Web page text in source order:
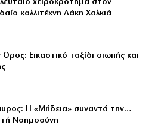
χειροκρότημα στον
καλλιτέχνη Λάκη Χαλκιά
Ορος: Εικαστικό ταξίδι σιωπής και
Η «Μήδεια» συναντά την…
Νοημοσύνη